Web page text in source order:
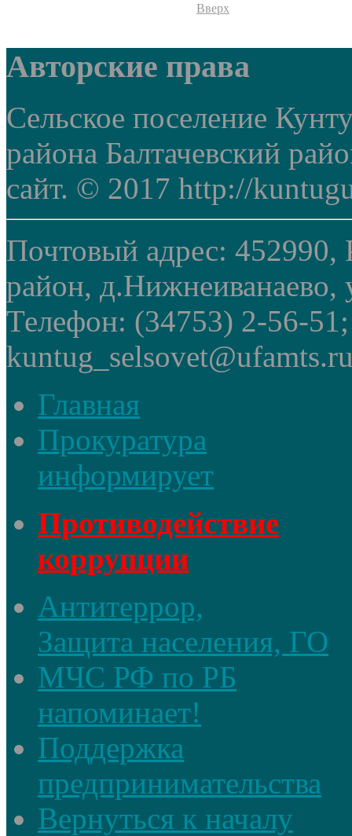
Вверх
Авторские права
Сельское поселение
района Балтачевский
сайт. © 2017 http://
Почтовый адрес: 452990,
район, д.Нижнеиванаево,
Телефон: (34753) 2-56-
Главная
Прокуратура
информирует
Противодействие
коррупции
Антитеррор,
Защита населения, ГО
МЧС РФ по РБ
напоминает!
Поддержка
предпринимательства
Вернуться к началу